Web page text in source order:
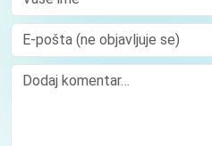
E-pošta (ne objavljuje se)
Comment